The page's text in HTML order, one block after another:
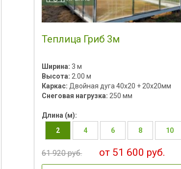
Теплица Гриб 3м
Ширина:3 м
Высота:2.00 м
Каркас:Двойная дуга 40х20 + 20х20мм
Снеговая нагрузка:250 мм
Длина (м):
2
4 6 8 10
61 920 руб. от 51 600 руб.